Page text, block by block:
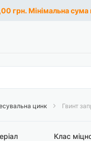
грн. Мінімальна сума
цинк Гвинт
Клас